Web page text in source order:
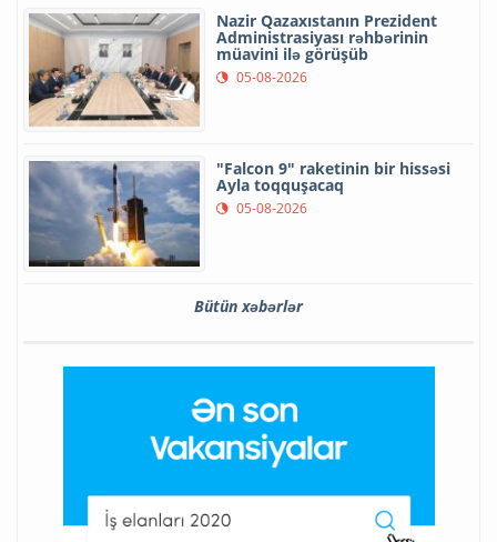
Nazir Qazaxıstanın Prezident
Administrasiyası rəhbərinin
müavini ilə görüşüb
05-08-2026
"Falcon 9" raketinin bir hissəsi
Ayla toqquşacaq
05-08-2026
Bütün xəbərlər